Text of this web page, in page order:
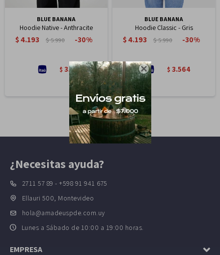

BLUE BANANA
Hoodie Native - Anthracite
$4.193 $5.990 30
$ 3.564
BLUE BANANA
Hoodie Classic - Gris
$4.193 $5.990 30
$ 3.564
¿Necesitas ayuda?
2711 57 89 - +598 91 941 675
Ellauri 500, Montevideo
hola@amadeuspde.com.uy
Lunes a Sábado de 10:00 a 19:00 horas.
EMPRESA